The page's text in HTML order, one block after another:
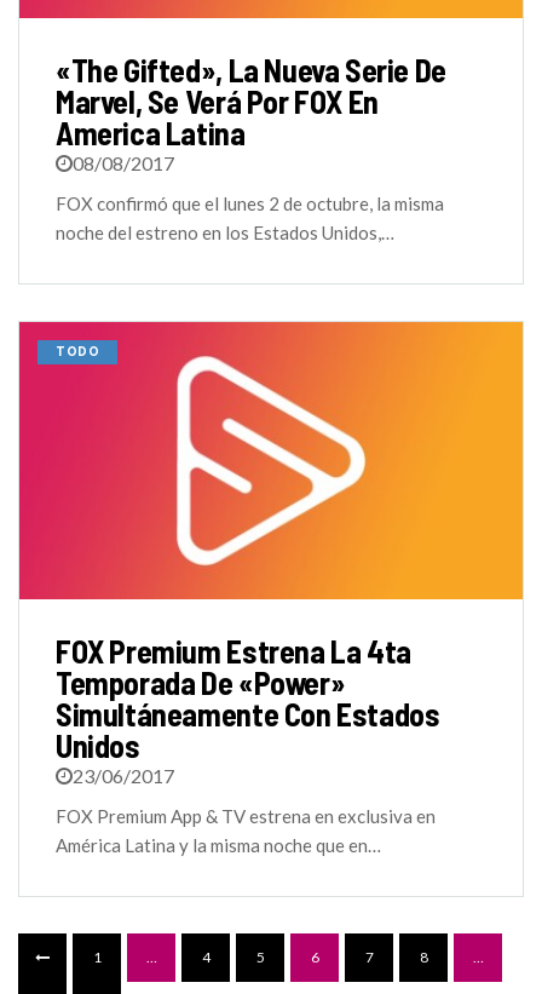
«The Gifted», La Nueva Serie De
Marvel, Se Verá Por FOX En
America Latina
08/08/2017
FOX confirmó que el lunes 2 de octubre, la misma
noche del estreno en los Estados Unidos,…
TODO
FOX Premium Estrena La 4ta
Temporada De «Power»
Simultáneamente Con Estados
Unidos
23/06/2017
FOX Premium App & TV estrena en exclusiva en
América Latina y la misma noche que en…
1 … 4 5 6 7 8 …